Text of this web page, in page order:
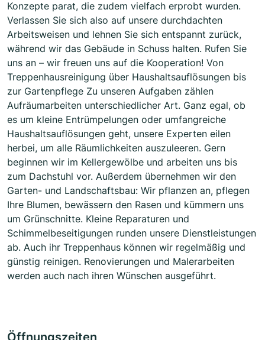
Konzepte parat, die zudem vielfach erprobt wurden.
Verlassen Sie sich also auf unsere durchdachten
Arbeitsweisen und lehnen Sie sich entspannt zurück,
während wir das Gebäude in Schuss halten. Rufen Sie
uns an – wir freuen uns auf die Kooperation! Von
Treppenhausreinigung über Haushaltsauflösungen bis
zur Gartenpflege Zu unseren Aufgaben zählen
Aufräumarbeiten unterschiedlicher Art. Ganz egal, ob
es um kleine Entrümpelungen oder umfangreiche
Haushaltsauflösungen geht, unsere Experten eilen
herbei, um alle Räumlichkeiten auszuleeren. Gern
beginnen wir im Kellergewölbe und arbeiten uns bis
zum Dachstuhl vor. Außerdem übernehmen wir den
Garten- und Landschaftsbau: Wir pflanzen an, pflegen
Ihre Blumen, bewässern den Rasen und kümmern uns
um Grünschnitte. Kleine Reparaturen und
Schimmelbeseitigungen runden unsere Dienstleistungen
ab. Auch ihr Treppenhaus können wir regelmäßig und
günstig reinigen. Renovierungen und Malerarbeiten
werden auch nach ihren Wünschen ausgeführt.